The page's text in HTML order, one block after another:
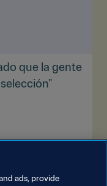
que la gente
ads, provide